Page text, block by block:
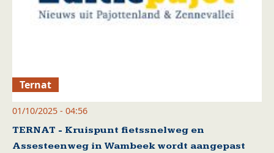
Ternat
01/10/2025 - 04:56
TERNAT - Kruispunt fietssnelweg en
Assesteenweg in Wambeek wordt aangepast